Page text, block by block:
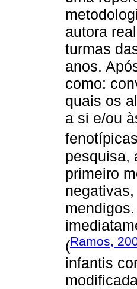
autora
turmas
anos.
como:
quais os
a si e/ou
pesquisa,
primeiro
(Ramos,
infantis